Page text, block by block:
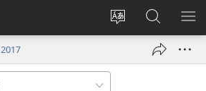
Изменить
Войти
(открывается
окне)
Поиск
по
jw.org